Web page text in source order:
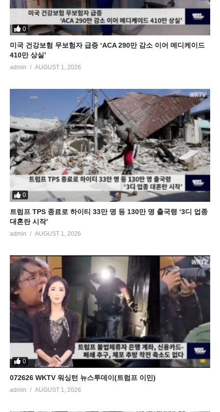
0
미국 건강보험 무보험자 급증 ‘ACA 290만 감소 이어 메디케이드
410만 상실’
admin AUGUST 1, 2026
0
트럼프 TPS 종료로 하이티 33만 명 등 130만 명 출국령 ‘3디 업종
대혼란 시작’
admin AUGUST 1, 2026
0
072626 WKTV 워싱턴 뉴스투데이(트럼프 이민)
admin AUGUST 1, 2026